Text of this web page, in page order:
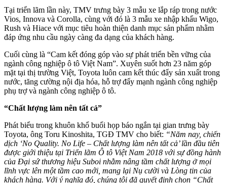
Tại triển lãm lần này, TMV trưng bày 3 mẫu xe lắp ráp trong nước
Vios, Innova và Corolla, cùng với đó là 3 mẫu xe nhập khẩu Wigo,
Rush và Hiace với mục tiêu hoàn thiện danh mục sản phẩm nhằm
đáp ứng nhu cầu ngày càng đa dạng của khách hàng.
Cuối cùng là “Cam kết đóng góp vào sự phát triển bền vững của
ngành công nghiệp ô tô Việt Nam”. Xuyên suốt hơn 23 năm góp
mặt tại thị trường Việt, Toyota luôn cam kết thúc đẩy sản xuất trong
nước, tăng cường nội địa hóa, hỗ trợ đẩy mạnh ngành công nghiệp
phụ trợ và ngành công nghiệp ô tô.
“Chất lượng làm nên tất cả”
Phát biểu trong khuôn khổ buổi họp báo ngắn tại gian trưng bày
Toyota, ông Toru Kinoshita, TGĐ TMV cho biết: “Năm nay, chiến
dịch ‘No Quality. No Life – Chất lượng làm nên tất cả’ lần đầu tiên
được giới thiệu tại Triển lãm Ô tô Việt Nam 2018 với sự đồng hành
của Đại sứ thương hiệu Suboi nhằm nâng tầm chất lượng ở mọi
lĩnh vực lên một tầm cao mới, mang lại Nụ cười và Lòng tin của
khách hàng. Với ý nghĩa đó, chúng tôi đã quyết định chọn “Chất